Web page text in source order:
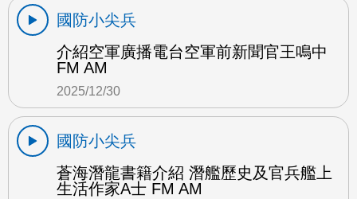
國防小尖兵
介紹空軍廣播電台空軍前新聞官王鳴中
FM AM
2025/12/30
國防小尖兵
蒼海潛龍書籍介紹 潛艦歷史及官兵艦上
生活作家A士 FM AM